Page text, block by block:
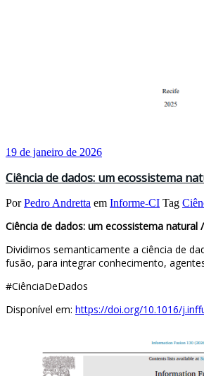
19 de janeiro de 2026
Ciência de dados: um ecossistema
PorPedro Andretta em Informe-CI Tag
Ciência de dados: um ecossistema
Dividimos semanticamente a ciência de
fusão, para integrar conhecimento,
#CiênciaDeDados
Disponível em: https://doi.org/10.1016/